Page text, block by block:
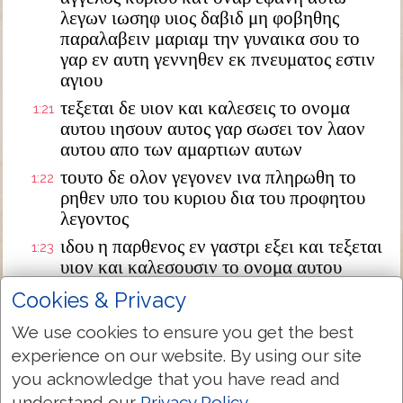
λεγων ιωσηφ υιος δαβιδ μη φοβηθης
παραλαβειν μαριαμ την γυναικα σου το
γαρ εν αυτη γεννηθεν εκ πνευματος εστιν
αγιου
1:21 τεξεται δε υιον και καλεσεις το ονομα
αυτου ιησουν αυτος γαρ σωσει τον λαον
αυτου απο των αμαρτιων αυτων
1:22 τουτο δε ολον γεγονεν ινα πληρωθη το
ρηθεν υπο του κυριου δια του προφητου
λεγοντος
1:23 ιδου η παρθενος εν γαστρι εξει και τεξεται
υιον και καλεσουσιν το ονομα αυτου
εμμανουηλ ο εστιν μεθερμηνευομενον μεθ
ημων ο θεος
1:24 διεγερθεις δε ο ιωσηφ απο του υπνου
εποιησεν ως προσεταξεν αυτω ο αγγελος
κυριου και παρελαβεν την γυναικα αυτου
Cookies & Privacy
We use cookies to ensure you get the best
experience on our website. By using our site
you acknowledge that you have read and